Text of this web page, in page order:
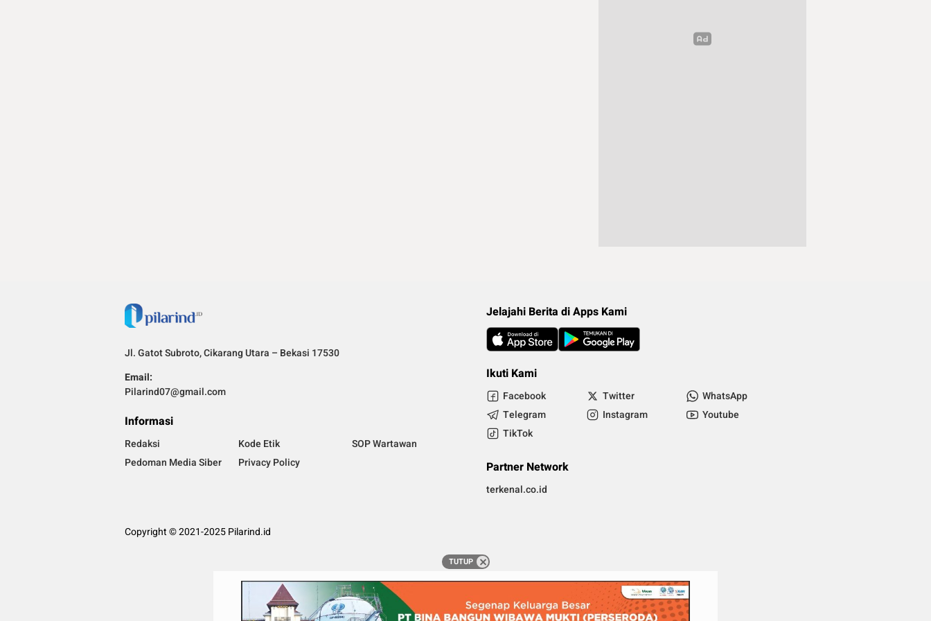
Jl. Gatot Subroto, Cikarang Utara – Bekasi 17530
Email:
Pilarind07@gmail.com
Informasi
Redaksi Kode Etik
SOP Wartawan
Pedoman Media Siber
Privacy Policy
Jelajahi Berita di Apps Kami
Ikuti Kami
Facebook Twitter
WhatsApp
Telegram
Instagram
Youtube
TikTok
Partner Network
terkenal.co.id
Copyright © 2021-2025 Pilarind.id
TUTUP